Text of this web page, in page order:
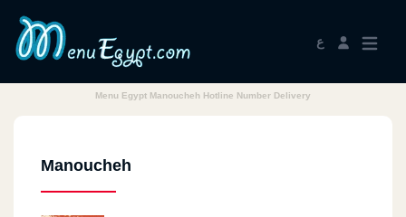
ع
Menu Egypt Manoucheh Hotline Number Delivery
Manoucheh